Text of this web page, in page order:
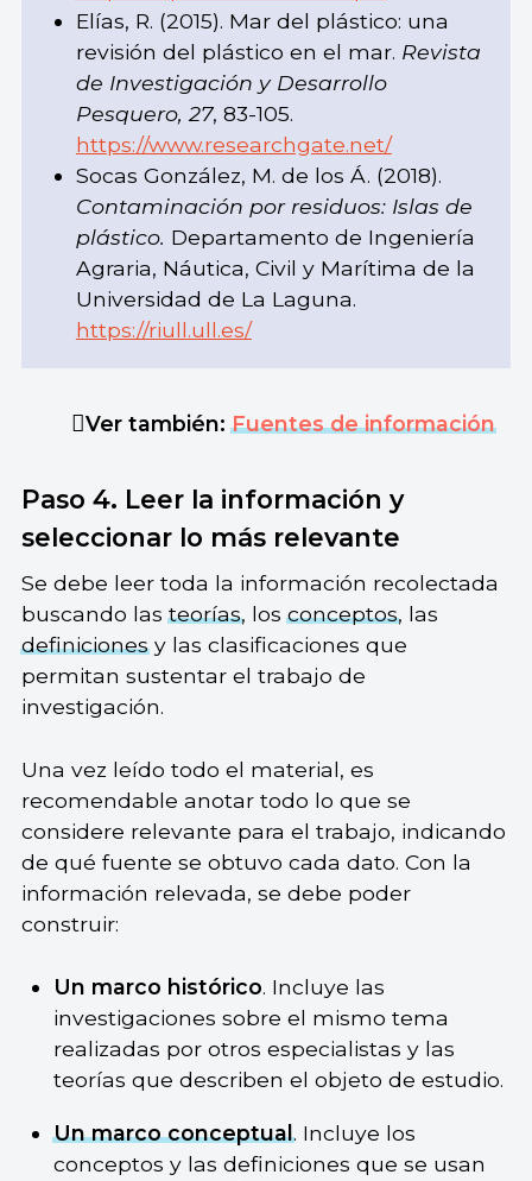
Elías, R. (2015). Mar del plástico: una
revisión del plástico en el mar. Revista
de Investigación y Desarrollo
Pesquero, 27, 83-105.
https://www.researchgate.net/
Socas González, M. de los Á. (2018).
Contaminación por residuos: Islas de
plástico. Departamento de Ingeniería
Agraria, Náutica, Civil y Marítima de la
Universidad de La Laguna.
https://riull.ull.es/
Ver también:Fuentes de información
Paso 4. Leer la información y
seleccionar lo más relevante
Se debe leer toda la información recolectada
buscando lasteorías, losconceptos, las
definicionesy las clasificaciones que
permitan sustentar el trabajo de
investigación.
Una vez leído todo el material, es
recomendable anotar todo lo que se
considere relevante para el trabajo, indicando
de qué fuente se obtuvo cada dato. Con la
información relevada, se debe poder
construir:
Un marco histórico. Incluye las
investigaciones sobre el mismo tema
realizadas por otros especialistas y las
teorías que describen el objeto de estudio.
Un marco conceptual. Incluye los
conceptos y las definiciones que se usan